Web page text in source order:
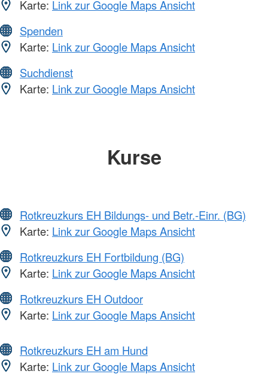
Karte: Link zur Google Maps Ansicht
Spenden
Karte: Link zur Google Maps Ansicht
Suchdienst
Karte: Link zur Google Maps Ansicht
Kurse
Rotkreuzkurs EH Bildungs- und Betr.-Einr. (BG)
Karte: Link zur Google Maps Ansicht
Rotkreuzkurs EH Fortbildung (BG)
Karte: Link zur Google Maps Ansicht
Rotkreuzkurs EH Outdoor
Karte: Link zur Google Maps Ansicht
Rotkreuzkurs EH am Hund
Karte: Link zur Google Maps Ansicht